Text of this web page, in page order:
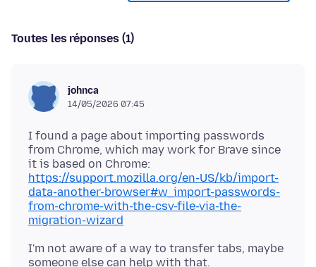
Toutes les réponses (1)
johnca
14/05/2026 07:45
I found a page about importing passwords
from Chrome, which may work for Brave since
it is based on Chrome:
https://support.mozilla.org/en-US/kb/import-
data-another-browser#w_import-passwords-
from-chrome-with-the-csv-file-via-the-
migration-wizard
I'm not aware of a way to transfer tabs, maybe